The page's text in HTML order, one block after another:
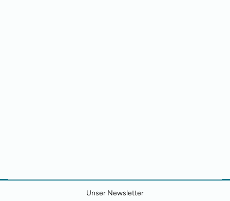
Unser Newsletter